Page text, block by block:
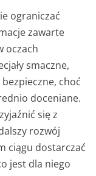
ograniczać
zawarte
oczach
smaczne,
choć
doceniane.
się z
rozwój
ciągu dostarczać
jest dla niego